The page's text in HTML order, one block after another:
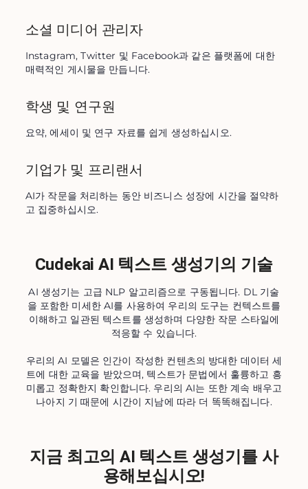
소셜 미디어 관리자
Instagram, Twitter 및 Facebook과 같은 플랫폼에 대한
매력적인 게시물을 만듭니다.
학생 및 연구원
요약, 에세이 및 연구 자료를 쉽게 생성하십시오.
기업가 및 프리랜서
AI가 작문을 처리하는 동안 비즈니스 성장에 시간을 절약하
고 집중하십시오.
Cudekai AI 텍스트 생성기의 기술
AI 생성기는 고급 NLP 알고리즘으로 구동됩니다. DL 기술
을 포함한 미세한 AI를 사용하여 우리의 도구는 컨텍스트를
이해하고 일관된 텍스트를 생성하며 다양한 작문 스타일에
적응할 수 있습니다.
우리의 AI 모델은 인간이 작성한 컨텐츠의 방대한 데이터 세
트에 대한 교육을 받았으며, 텍스트가 문법에서 훌륭하고 흥
미롭고 정확한지 확인합니다. 우리의 AI는 또한 계속 배우고
나아지 기 때문에 시간이 지남에 따라 더 똑똑해집니다.
지금 최고의 AI 텍스트 생성기를 사
용해보십시오!